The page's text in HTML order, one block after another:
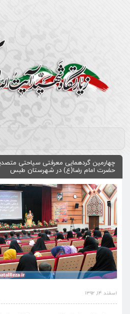
چهارمین گردهمایی معرفتی سیاحتی
حضرت امام رضا(ع) در شهرستان طبس
اسفند ۱۴, ۱۳۹۲